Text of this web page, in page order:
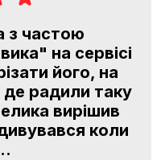
з частою
на сервісі
його, на
де радили таку
вирішив
коли